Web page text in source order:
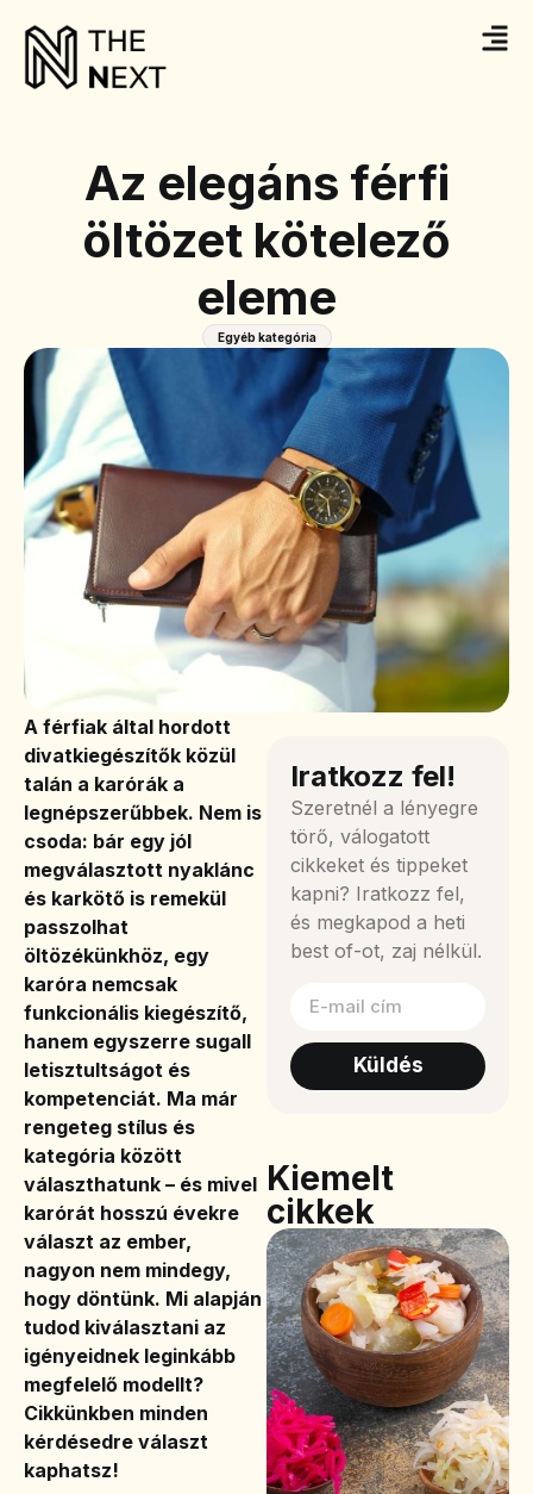
Az elegáns férfi
öltözet kötelező
eleme
Egyéb kategória
A férfiak által hordott
divatkiegészítők közül
talán a karórák a
legnépszerűbbek. Nem is
csoda: bár egy jól
megválasztott nyaklánc
és karkötő is remekül
passzolhat
öltözékünkhöz, egy
karóra nemcsak
funkcionális kiegészítő,
hanem egyszerre sugall
letisztultságot és
kompetenciát. Ma már
rengeteg stílus és
kategória között
választhatunk – és mivel
karórát hosszú évekre
választ az ember,
nagyon nem mindegy,
hogy döntünk. Mi alapján
tudod kiválasztani az
igényeidnek leginkább
megfelelő modellt?
Cikkünkben minden
kérdésedre választ
kaphatsz!
Iratkozz fel!
Szeretnél a lényegre
törő, válogatott
cikkeket és tippeket
kapni? Iratkozz fel,
és megkapod a heti
best of-ot, zaj nélkül.
Küldés
Kiemelt
cikkek